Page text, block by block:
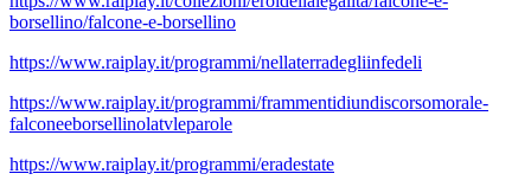
borsellino/falcone-e-borsellino
https://www.raiplay.it/programmi/nellaterradegliinfedeli
https://www.raiplay.it/programmi/frammentidiundiscorsomorale-
falconeeborsellinolatvleparole
https://www.raiplay.it/programmi/eradestate